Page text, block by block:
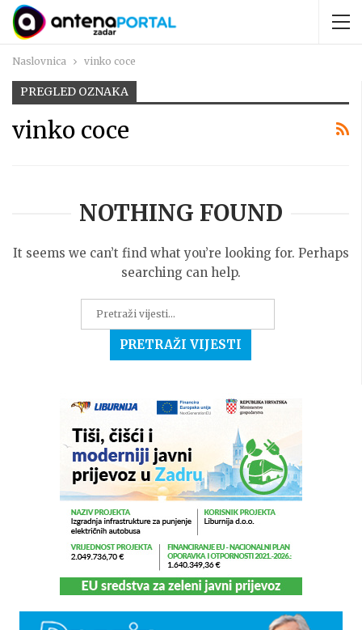
Naslovnica vinko coce
PREGLED OZNAKA
vinko coce
NOTHING FOUND
It seems we can’t find what you’re looking for. Perhaps
searching can help.